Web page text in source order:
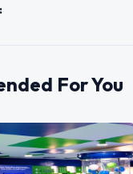
For You